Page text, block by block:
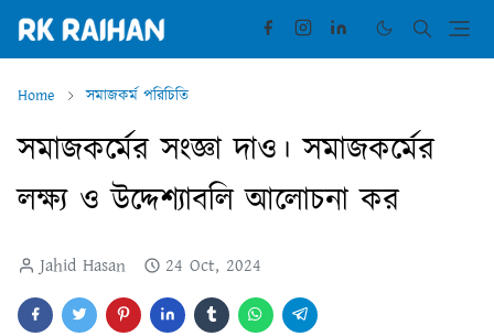
Home সমাজকর্ম পরিচিতি
সমাজকর্মের সংজ্ঞা দাও। সমাজকর্মের
লক্ষ্য ও উদ্দেশ্যাবলি আলোচনা কর
Jahid Hasan 24 Oct, 2024